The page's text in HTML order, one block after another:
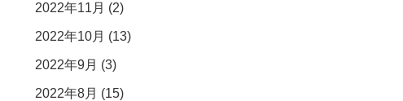
2022年11月 (2)
2022年10月 (13)
2022年9月 (3)
2022年8月 (15)